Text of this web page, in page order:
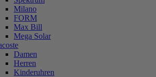
Milano
FORM
Max Bill
Mega Solar
Damen
Herren
Kinderuhren